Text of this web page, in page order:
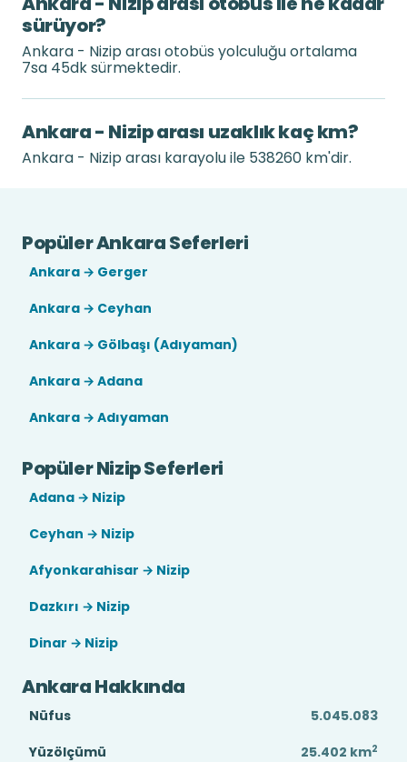
sürüyor?
Ankara - Nizip arası otobüs yolculuğu ortalama
7sa 45dk sürmektedir.
Ankara - Nizip arası uzaklık kaç km?
Ankara - Nizip arası karayolu ile 538260 km'dir.
Popüler Ankara Seferleri
Ankara → Gerger
Ankara → Ceyhan
Ankara → Gölbaşı (Adıyaman)
Ankara → Adana
Ankara → Adıyaman
Popüler Nizip Seferleri
Adana → Nizip
Ceyhan → Nizip
Afyonkarahisar → Nizip
Dazkırı → Nizip
Dinar → Nizip
Ankara Hakkında
Nüfus
5.045.083
Yüzölçümü
25.402 km2